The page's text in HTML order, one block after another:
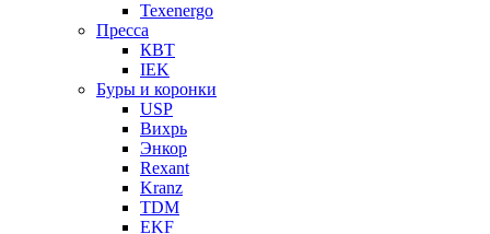
Texenergo
Пресса
КВТ
IEK
Буры и коронки
USP
Вихрь
Энкор
Rexant
Kranz
TDM
EKF